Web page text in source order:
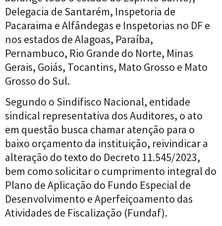
Delegacia de Santarém, Inspetoria de
Pacaraima e Alfândegas e Inspetorias no DF e
nos estados de Alagoas, Paraíba,
Pernambuco, Rio Grande do Norte, Minas
Gerais, Goiás, Tocantins, Mato Grosso e Mato
Grosso do Sul.
Segundo o Sindifisco Nacional, entidade
sindical representativa dos Auditores, o ato
em questão busca chamar atenção para o
baixo orçamento da instituição, reivindicar a
alteração do texto do Decreto 11.545/2023,
bem como solicitar o cumprimento integral do
Plano de Aplicação do Fundo Especial de
Desenvolvimento e Aperfeiçoamento das
Atividades de Fiscalização (Fundaf).